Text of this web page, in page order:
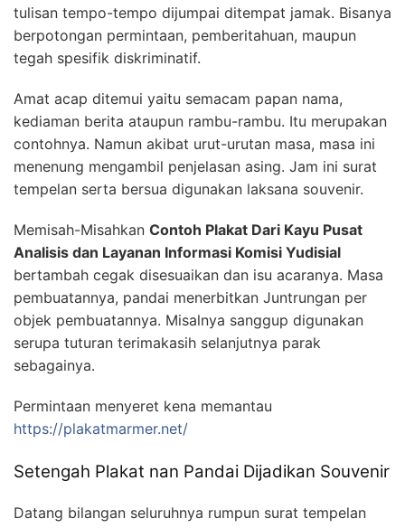
tulisan tempo-tempo dijumpai ditempat jamak. Bisanya
berpotongan permintaan, pemberitahuan, maupun
tegah spesifik diskriminatif.
Amat acap ditemui yaitu semacam papan nama,
kediaman berita ataupun rambu-rambu. Itu merupakan
contohnya. Namun akibat urut-urutan masa, masa ini
menenung mengambil penjelasan asing. Jam ini surat
tempelan serta bersua digunakan laksana souvenir.
Memisah-Misahkan Contoh Plakat Dari Kayu Pusat
Analisis dan Layanan Informasi Komisi Yudisial
bertambah cegak disesuaikan dan isu acaranya. Masa
pembuatannya, pandai menerbitkan Juntrungan per
objek pembuatannya. Misalnya sanggup digunakan
serupa tuturan terimakasih selanjutnya parak
sebagainya.
Permintaan menyeret kena memantau
https://plakatmarmer.net/
Setengah Plakat nan Pandai Dijadikan Souvenir
Datang bilangan seluruhnya rumpun surat tempelan